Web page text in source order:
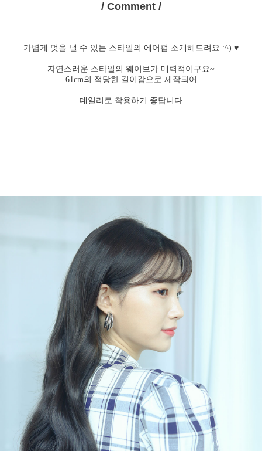
/ Comment /
가볍게 멋을 낼 수 있는 스타일의 에어펌 소개해드려요 :^) ♥
자연스러운 스타일의 웨이브가 매력적이구요~
61cm의 적당한 길이감으로 제작되어
데일리로 착용하기 좋답니다.